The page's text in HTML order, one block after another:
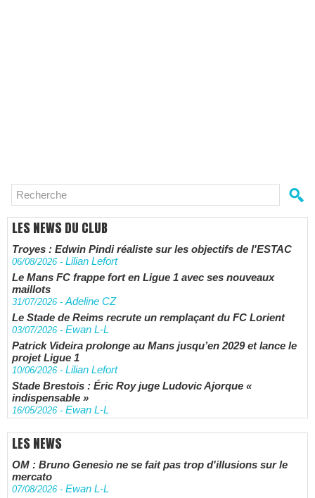
LES NEWS DU CLUB
Troyes : Edwin Pindi réaliste sur les objectifs de l'ESTAC
06/08/2026 - Lilian Lefort
Le Mans FC frappe fort en Ligue 1 avec ses nouveaux
maillots
31/07/2026 -Adeline CZ
Le Stade de Reims recrute un remplaçant du FC Lorient
03/07/2026 - Ewan L-L
Patrick Videira prolonge au Mans jusqu’en 2029 et lance le
projet Ligue 1
10/06/2026 - Lilian Lefort
Stade Brestois : Éric Roy juge Ludovic Ajorque «
indispensable »
16/05/2026 - Ewan L-L
LES NEWS
OM : Bruno Genesio ne se fait pas trop d'illusions sur le
mercato
07/08/2026 - Ewan L-L